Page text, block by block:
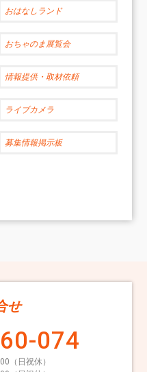
おはなしランド
おちゃのま展覧会
情報提供・取材依頼
ライブカメラ
募集情報掲示板
せ
074
（日祝休）